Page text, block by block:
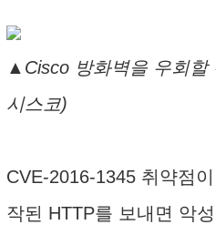
▲Cisco 방화벽을 우회할
시스코)
CVE-2016-1345 취약점
작된 HTTP를 보내면 악